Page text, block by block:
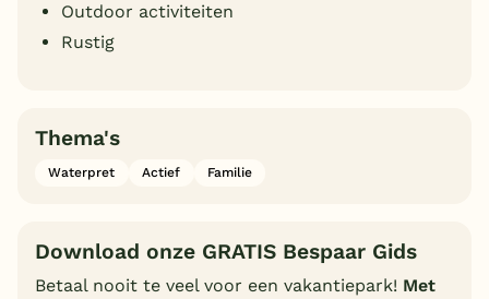
Outdoor activiteiten
Rustig
Thema's
Waterpret Actief Familie
Download onze GRATIS Bespaar Gids
Betaal nooit te veel voor een vakantiepark! Met